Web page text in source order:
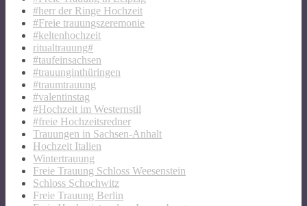
#herr der Ringe Hochzeit
#Freie trauungszeremonie
#keltenhochzeit
ritualtrauung#
#taufeinsachsen
#trauunginthüringen
#traumtrauung
#valentinstag
#Hochzeit im Westernstil
#freie Hochzeitsredner
Trauungen in Sachsen-Anhalt
Hochzeit Italien
Wintertrauung
Freie Trauung Schloss Weesenstein
Schloss Schochwitz
Freie Trauung Berlin